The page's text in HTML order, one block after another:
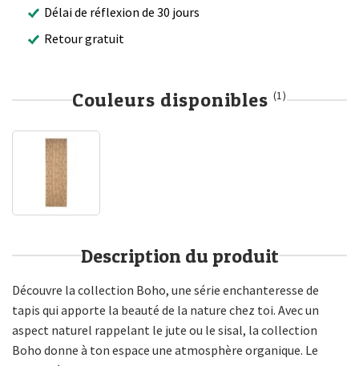
Délai de réflexion de 30 jours
Retour gratuit
Couleurs disponibles (1)
Description du produit
Découvre la collection Boho, une série enchanteresse de
tapis qui apporte la beauté de la nature chez toi. Avec un
aspect naturel rappelant le jute ou le sisal, la collection
Boho donne à ton espace une atmosphère organique. Le